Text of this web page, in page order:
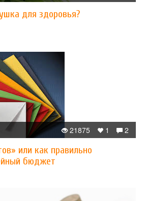
для здоровья?
2
1
21875
или как правильно
бюджет